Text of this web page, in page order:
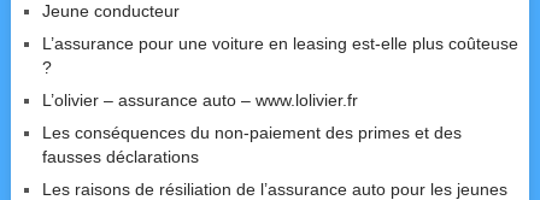
Jeune conducteur
L’assurance pour une voiture en leasing est-elle plus coûteuse
?
L’olivier – assurance auto – www.lolivier.fr
Les conséquences du non-paiement des primes et des
fausses déclarations
Les raisons de résiliation de l’assurance auto pour les jeunes